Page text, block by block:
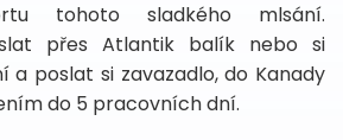
tohoto sladkého mlsání.
přes Atlantik balík nebo si
a poslat si zavazadlo, do Kanady
do 5 pracovních dní.